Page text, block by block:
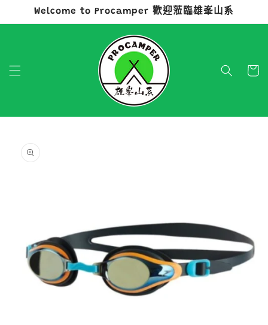
跳至內容
Welcome to Procamper 歡迎蒞臨雄峯山系
物
資訊